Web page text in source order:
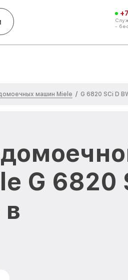
-
машин Miele / G 6820 SCi D
G 6820